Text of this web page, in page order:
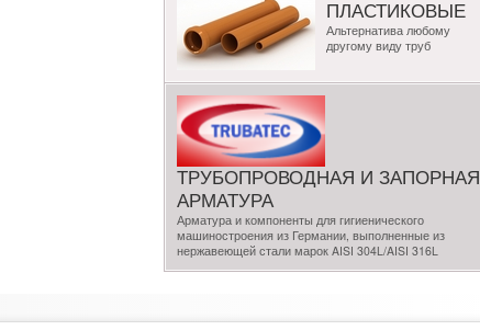
ПЛАСТИКОВЫЕ
Альтернатива любому
другому виду труб
ТРУБОПРОВОДНАЯ И ЗАПОРНАЯ
АРМАТУРА
Арматура и компоненты для гигиенического
машиностроения из Германии, выполненные из
нержавеющей стали марок AISI 304L/AISI 316L